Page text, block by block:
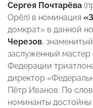
Сергея Почтарёва
Орёл) в номинация
домкрат» в данной
Черезов,
заслуженный мастер
Федерации
директор
Пётр Иванов. По
номинанты достойны